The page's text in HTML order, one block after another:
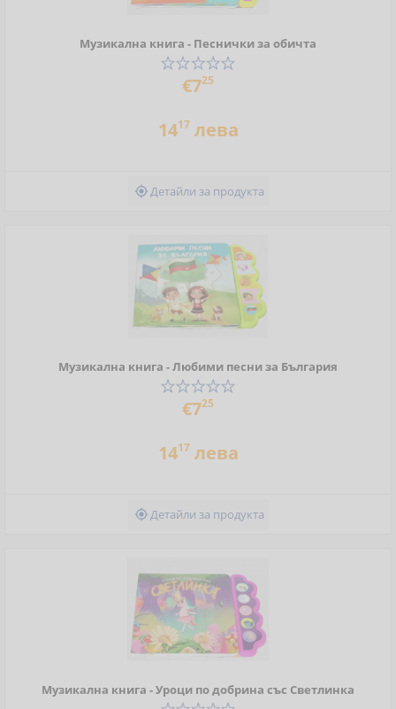
Музикална книга - Песнички за обичта
€725
1417лева
Детайли за продукта
Музикална книга - Любими песни за България
€725
1417лева
Детайли за продукта
Музикална книга - Уроци по добрина със Светлинка